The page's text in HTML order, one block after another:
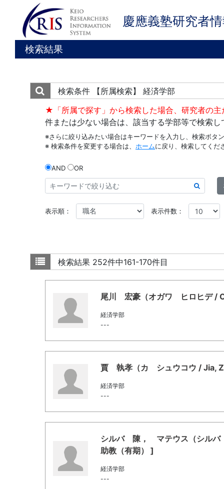
慶應義塾研究者
検索結果
検索条件
【所属検索】 経済学部
★「所属で探す」から検索した場合、研究者の
件または少ない場合は、該当する学部等で検索し
※さらに絞り込みたい場合はキーワードを入力し、検索ボタ
※ 検索条件を変更する場合は、 ホームに戻り、検索してくだ
AND OR
表示順： 表示件数：
検索結果 252件中161-170件目
尾川 宏豪（オガワ ヒロヒデ /
経済学部
---
賈 執孝（カ シュウコウ / Jia,
経済学部
---
シルバ 陳， マテウス（シル
助教（有期） ]
経済学部
---